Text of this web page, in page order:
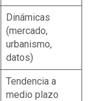
Dinámicas
(mercado,
urbanismo,
datos)
Tendencia a
medio plazo